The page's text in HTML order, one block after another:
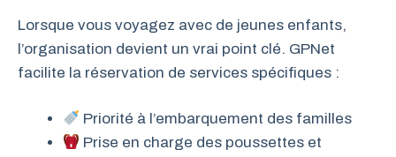
Lorsque vous voyagez avec de jeunes enfants,
l’organisation devient un vrai point clé. GPNet
facilite la réservation de services spécifiques :
Priorité à l’embarquement des familles
Prise en charge des poussettes et